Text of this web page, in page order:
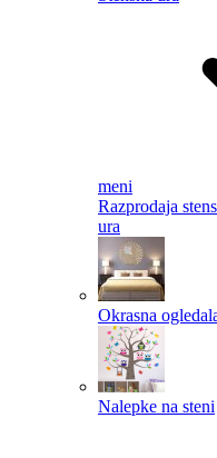
meni
Razprodaja
ura
Okrasna
Nalepke na steni